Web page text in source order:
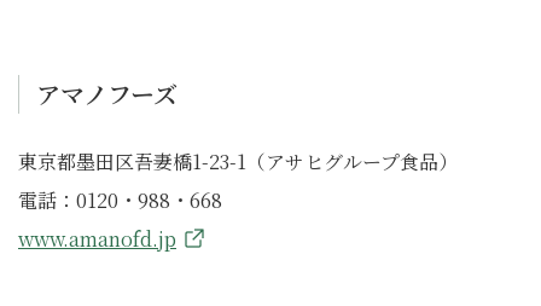
アマノフーズ
東京都墨田区吾妻橋1-23-1（アサヒグループ食品）
電話：0120・988・668
www.amanofd.jp